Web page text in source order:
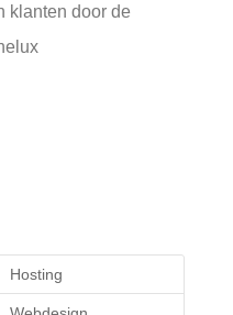
klanten door de
Hosting